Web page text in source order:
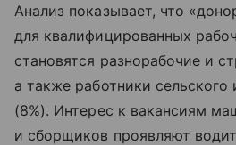
Анализ показывает, что
для квалифицированных
становятся разнорабочие и
а также работники сельского
(8%). Интерес к вакансиям
и сборщиков проявляют